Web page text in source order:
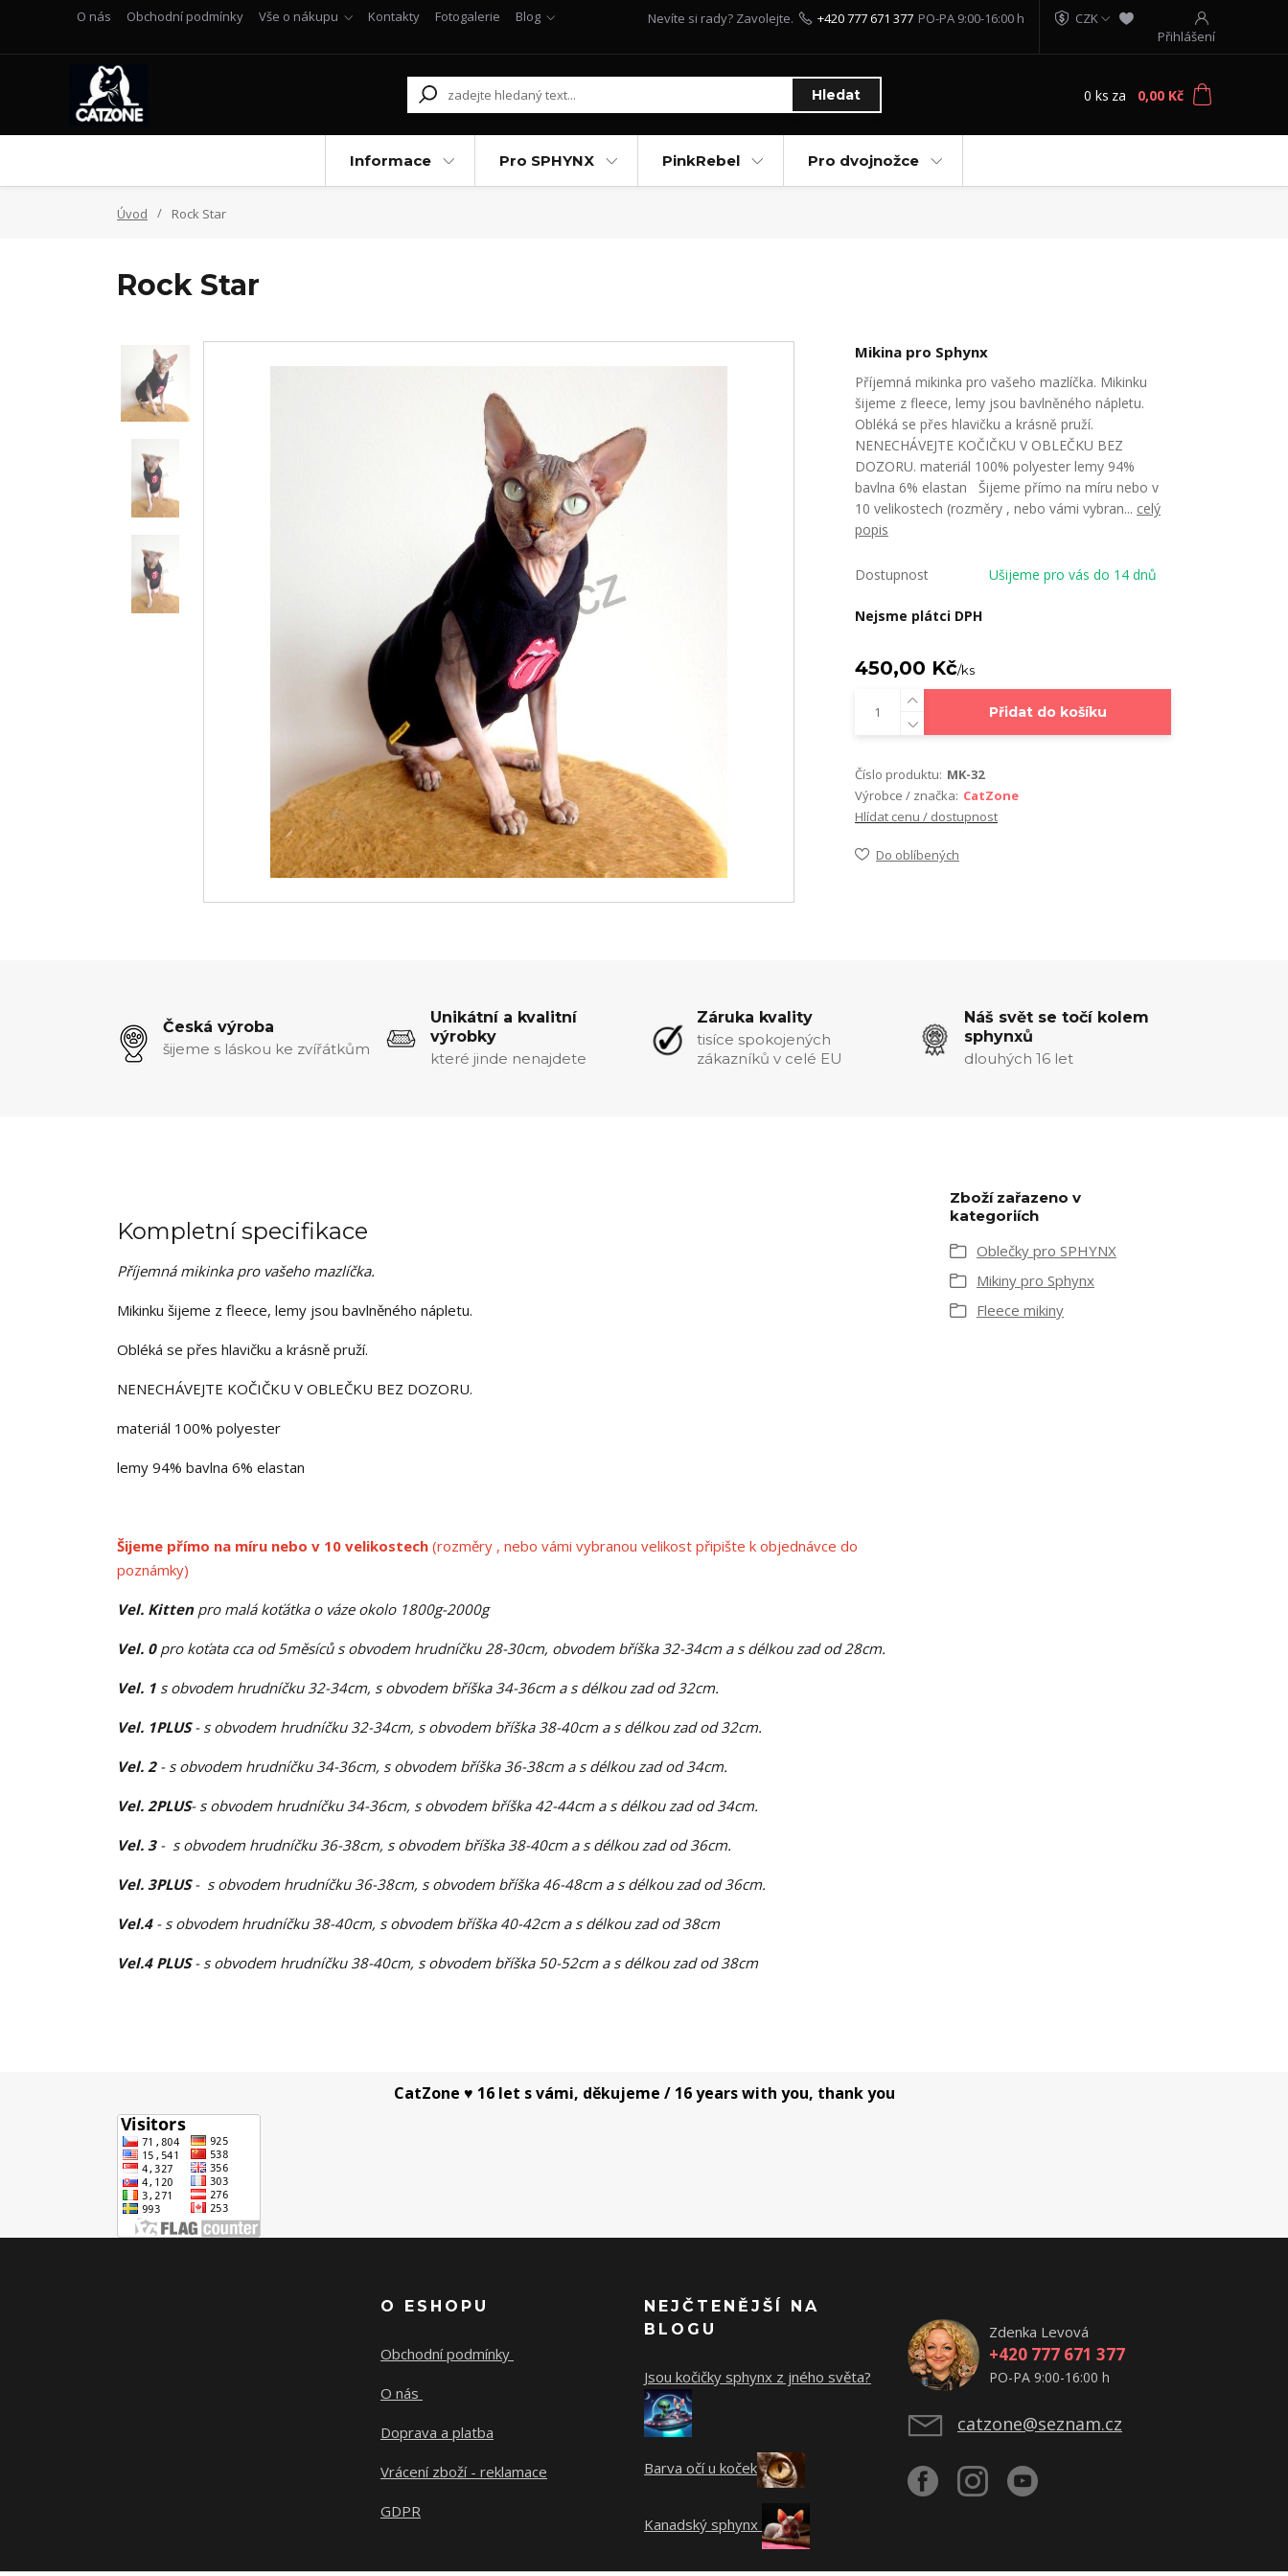
O nás Obchodní podmínky Vše o nákupu Kontakty Fotogalerie Blog
CZK
Přihlášení
Hledat
Nevíte si rady? Zavolejte. +420 777 671 377 PO-PA 9:00-16:00 h
0 ks za 0,00 Kč
Informace Pro SPHYNX PinkRebel Pro dvojnožce
Úvod Rock Star
Rock Star
Mikina pro Sphynx
Příjemná mikinka pro vašeho mazlíčka. Mikinku
šijeme z fleece, lemy jsou bavlněného nápletu.
Obléká se přes hlavičku a krásně pruží.
NENECHÁVEJTE KOČIČKU V OBLEČKU BEZ
DOZORU. materiál 100% polyester lemy 94%
bavlna 6% elastan Šijeme přímo na míru nebo v
10 velikostech (rozměry , nebo vámi vybran... celý
popis
Dostupnost Ušijeme pro vás do 14 dnů
Nejsme plátci DPH
450,00 Kč/ks
Přidat do košíku
Číslo produktu: MK-32
Výrobce / značka: CatZone
Hlídat cenu / dostupnost
Do oblíbených
Česká výroba
šijeme s láskou ke zvířátkům
Unikátní a kvalitní
výrobky
které jinde nenajdete
Záruka kvality
tisíce spokojených
zákazníků v celé EU
Náš svět se točí kolem
sphynxů
dlouhých 16 let
Kompletní specifikace
Příjemná mikinka pro vašeho mazlíčka.
Mikinku šijeme z fleece, lemy jsou bavlněného nápletu.
Obléká se přes hlavičku a krásně pruží.
NENECHÁVEJTE KOČIČKU V OBLEČKU BEZ DOZORU.
materiál 100% polyester
lemy 94% bavlna 6% elastan
Šijeme přímo na míru nebo v 10 velikostech (rozměry , nebo vámi vybranou velikost připište k objednávce do
poznámky)
Vel. Kitten pro malá koťátka o váze okolo 1800g-2000g
Vel. 0pro koťata cca od 5měsíců s obvodem hrudníčku 28-30cm, obvodem bříška 32-34cm a s délkou zad od 28cm.
Vel. 1 s obvodem hrudníčku 32-34cm, s obvodem bříška 34-36cm a s délkou zad od 32cm.
Vel. 1PLUS- s obvodem hrudníčku 32-34cm, s obvodem bříška 38-40cm a s délkou zad od 32cm.
Vel. 2- s obvodem hrudníčku 34-36cm, s obvodem bříška 36-38cm a s délkou zad od 34cm.
Vel. 2PLUS- s obvodem hrudníčku 34-36cm, s obvodem bříška 42-44cm a s délkou zad od 34cm.
Vel. 3- s obvodem hrudníčku 36-38cm, s obvodem bříška 38-40cm a s délkou zad od 36cm.
Vel. 3PLUS- s obvodem hrudníčku 36-38cm, s obvodem bříška 46-48cm a s délkou zad od 36cm.
Vel.4- s obvodem hrudníčku 38-40cm, s obvodem bříška 40-42cm a s délkou zad od 38cm
Vel.4 PLUS- s obvodem hrudníčku 38-40cm, s obvodem bříška 50-52cm a s délkou zad od 38cm
Zboží zařazeno v
kategoriích
Oblečky pro SPHYNX
Mikiny pro Sphynx
Fleece mikiny
CatZone ♥ 16 let s vámi, děkujeme / 16 years with you, thank you
O ESHOPU
Obchodní podmínky
O nás
Doprava a platba
Vrácení zboží - reklamace
GDPR
NEJČTENĚJŠÍ NA
BLOGU
Jsou kočičky sphynx z jného světa?
Barva očí u koček
Kanadský sphynx
Zdenka Levová
+420 777 671 377
PO-PA 9:00-16:00 h
catzone@seznam.cz